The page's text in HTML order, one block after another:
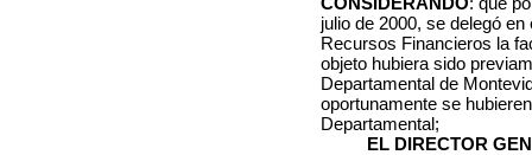
julio de 2000, se delegó
Recursos Financieros la
objeto hubiera sido
Departamental de
oportunamente se
Departamental;
EL DIRECTOR